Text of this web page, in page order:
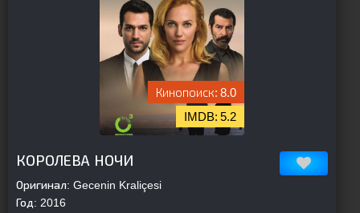
8.0
5.2
КОРОЛЕВА НОЧИ
Оригинал: Gecenin Kraliçesi
Год: 2016